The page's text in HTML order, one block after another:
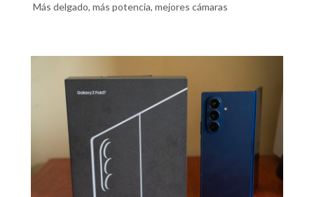
Más delgado, más potencia, mejores cámaras